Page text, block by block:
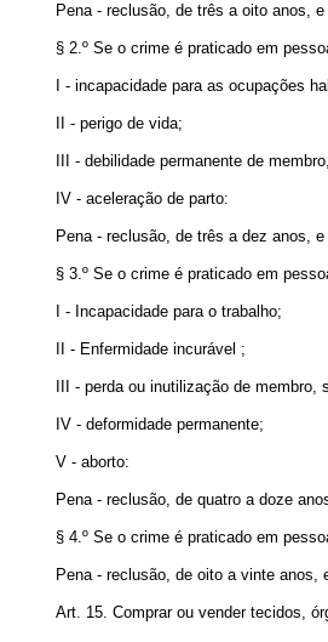
Pena - reclusão, de três a oito anos,
§ 2.º Se o crime é praticado em
I - incapacidade para as ocupações
II - perigo de vida;
III - debilidade permanente de
IV - aceleração de parto:
Pena - reclusão, de três a dez anos,
§ 3.º Se o crime é praticado em
I - Incapacidade para o trabalho;
II - Enfermidade incurável ;
III - perda ou inutilização de membro,
IV - deformidade permanente;
V - aborto:
Pena - reclusão, de quatro a doze
§ 4.º Se o crime é praticado em
Pena - reclusão, de oito a vinte anos,
Art. 15. Comprar ou vender tecidos,